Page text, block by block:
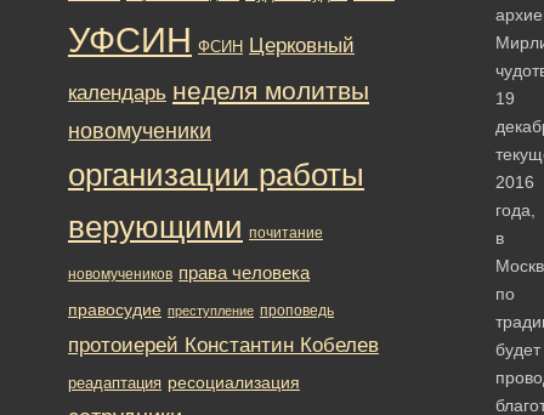
19
2016
года,
в
по
будет
УФСИН ФСИН Церковный
календарь неделя молитвы
новомученики
организации работы
верующими почитание
новомучеников права человека
правосудие преступление проповедь
протоиерей Константин Кобелев
реадаптация ресоциализация